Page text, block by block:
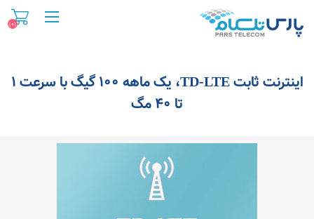
(0)
اینترنت ثابت TD-LTE، یک ماهه 100 گیگ با سرعت ۱
تا ۴۰ مگ